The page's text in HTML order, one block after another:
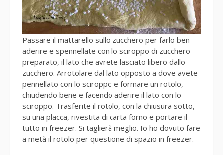
Passare il mattarello sullo zucchero per farlo ben
aderire e spennellate con lo sciroppo di zucchero
preparato, il lato che avrete lasciato libero dallo
zucchero. Arrotolare dal lato opposto a dove avete
pennellato con lo sciroppo e formare un rotolo,
chiudendo bene e facendo aderire il lato con lo
sciroppo. Trasferite il rotolo, con la chiusura sotto,
su una placca, rivestita di carta forno e portare il
tutto in freezer. Si taglierà meglio. Io ho dovuto fare
a metà il rotolo per questione di spazio in freezer.